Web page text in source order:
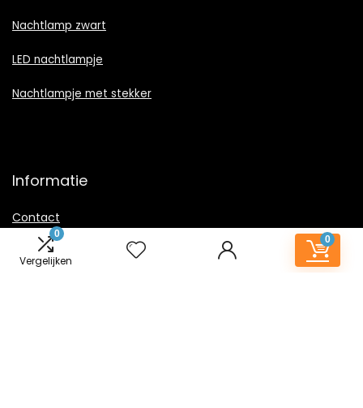
0
Vergelijken
0
Nachtlamp zwart
LED nachtlampje
Nachtlampje met stekker
Informatie
Contact
Klantenservice
Over ons